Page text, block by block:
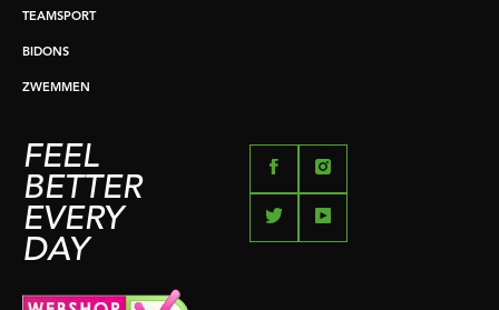
TEAMSPORT
BIDONS
ZWEMMEN
FEEL
BETTER
EVERY
DAY